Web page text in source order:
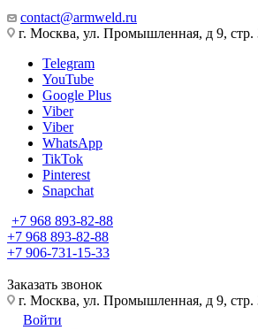
contact@armweld.ru
г. Москва, ул. Промышленная, д 9, стр.
Telegram
YouTube
Google Plus
Viber
Viber
WhatsApp
TikTok
Pinterest
Snapchat
+7 968 893-82-88
+7 968 893-82-88
+7 906-731-15-33
Заказать звонок
г. Москва, ул. Промышленная, д 9, стр.
Войти